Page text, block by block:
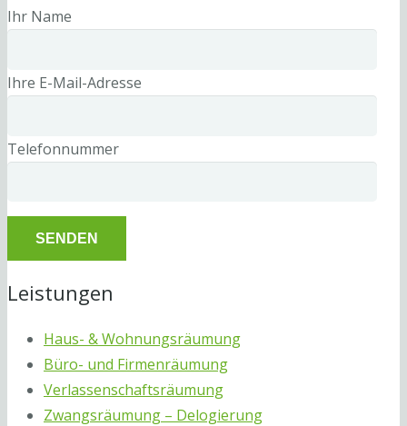
Ihr Name
Ihre E-Mail-Adresse
Telefonnummer
Leistungen
Haus- & Wohnungsräumung
Büro- und Firmenräumung
Verlassenschaftsräumung
Zwangsräumung – Delogierung